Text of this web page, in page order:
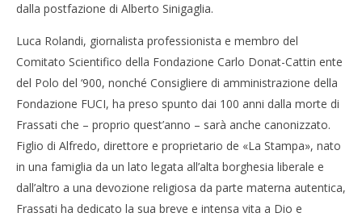
dalla postfazione di Alberto Sinigaglia.
Luca Rolandi, giornalista professionista e membro del
Comitato Scientifico della Fondazione Carlo Donat-Cattin ente
del Polo del ‘900, nonché Consigliere di amministrazione della
Fondazione FUCI, ha preso spunto dai 100 anni dalla morte di
Frassati che – proprio quest’anno – sarà anche canonizzato.
Figlio di Alfredo, direttore e proprietario de «La Stampa», nato
in una famiglia da un lato legata all’alta borghesia liberale e
dall’altro a una devozione religiosa da parte materna autentica,
Frassati ha dedicato la sua breve e intensa vita a Dio e